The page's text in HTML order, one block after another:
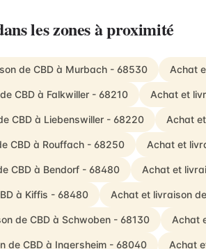
les zones à proximité
de CBD à Murbach - 68530 Achat
CBD à Falkwiller - 68210 Achat et
CBD à Liebenswiller - 68220 Achat
CBD à Rouffach - 68250 Achat et
CBD à Bendorf - 68480 Achat et
à Kiffis - 68480 Achat et livraison
de CBD à Schwoben - 68130 Achat
de CBD à Ingersheim - 68040 Achat